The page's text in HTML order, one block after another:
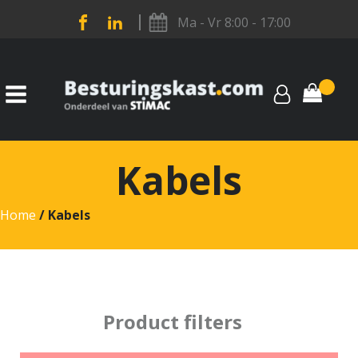
Ma - Vr 8:00 - 17:00
Kabels
Home / Kabels
Product filters